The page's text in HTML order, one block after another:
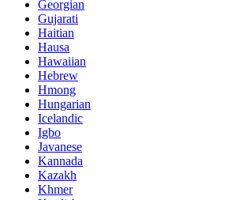
Georgian
Gujarati
Haitian
Hausa
Hawaiian
Hebrew
Hmong
Hungarian
Icelandic
Igbo
Javanese
Kannada
Kazakh
Khmer